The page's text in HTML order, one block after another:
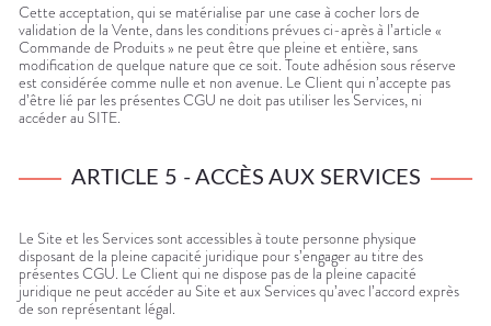
Cette acceptation, qui se matérialise par une case à cocher lors de
validation de la Vente, dans les conditions prévues ci-après à l’article «
Commande de Produits » ne peut être que pleine et entière, sans
modification de quelque nature que ce soit. Toute adhésion sous réserve
est considérée comme nulle et non avenue. Le Client qui n’accepte pas
d’être lié par les présentes CGU ne doit pas utiliser les Services, ni
accéder au SITE.
ARTICLE 5 - ACCÈS AUX SERVICES
Le Site et les Services sont accessibles à toute personne physique
disposant de la pleine capacité juridique pour s’engager au titre des
présentes CGU. Le Client qui ne dispose pas de la pleine capacité
juridique ne peut accéder au Site et aux Services qu’avec l’accord exprès
de son représentant légal.